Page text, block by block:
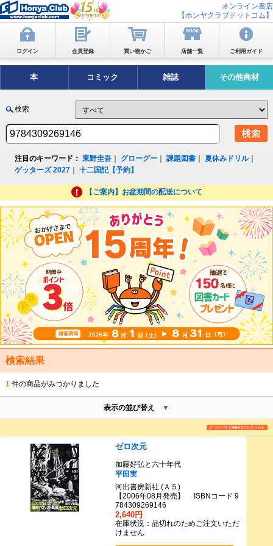
オンライン書店
【ホンヤクラブドットコム】
ログイン 会員登録 買い物かご 店舗一覧 ご利用ガイド
本 コミック 雑誌 その他商材
検索
注目のキーワード： 東野圭吾 グローグー ｜課題図書 ｜夏休みドリル｜
ゲッターズ 2027 ｜十二国記【予約】
【ご案内】お盆期間の配送について
検索結果
1 件の商品がみつかりました
表示の並び替え
ゼロ次元
加藤好弘と六十年代
平田実
河出書房新社 (Ａ５)
【2006年08月発売】 ISBNコード 9
784309269146
2,640円
在庫状況：品切れのためご注文いただ
けません